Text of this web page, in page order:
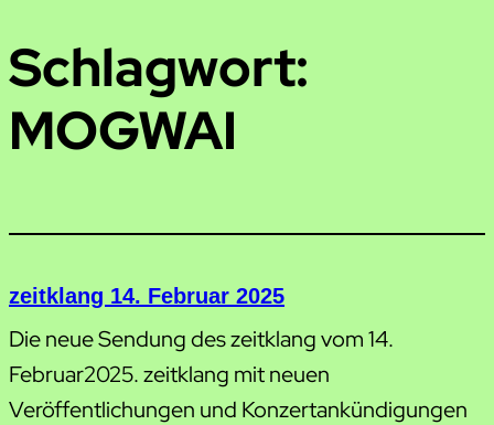
Schlagwort:
MOGWAI
zeitklang 14. Februar 2025
Die neue Sendung des zeitklang vom 14.
Februar2025. zeitklang mit neuen
Veröffentlichungen und Konzertankündigungen